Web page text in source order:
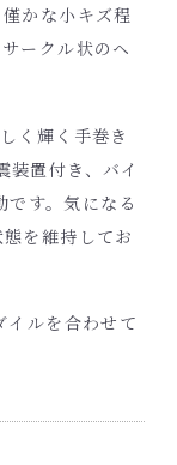
かな小キズ程
ークル状のヘ
く輝く手巻き
置付き、バイ
す。気になる
を維持してお
イルを合わせて